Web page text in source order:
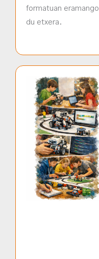
formatuan eramango
du etxera.